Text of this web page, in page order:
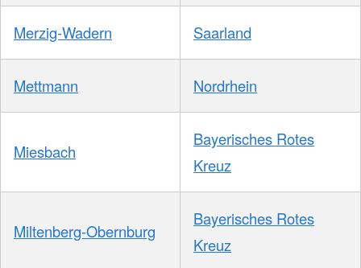
Merzig-Wadern Saarland
Mettmann Nordrhein
Miesbach
Bayerisches Rotes
Kreuz
Miltenberg-Obernburg
Bayerisches Rotes
Kreuz